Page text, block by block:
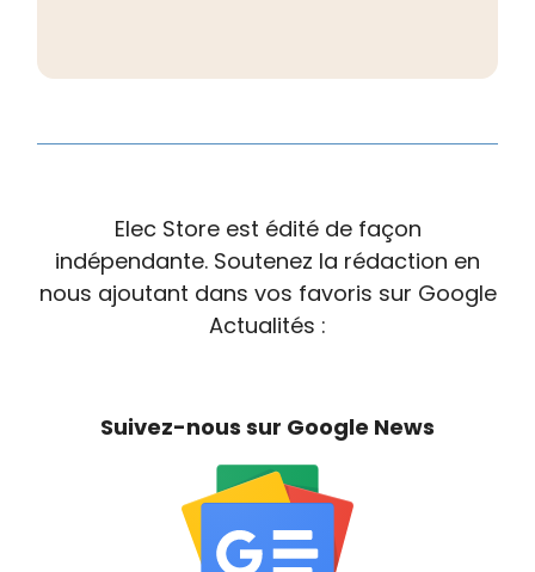
Elec Store est édité de façon
indépendante. Soutenez la rédaction en
nous ajoutant dans vos favoris sur Google
Actualités :
Suivez-nous sur Google News